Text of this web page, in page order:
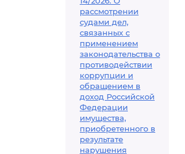
рассмотрении
судами дел,
связанных с
применением
законодательства о
противодействии
коррупции и
обращением в
доход Российской
Федерации
имущества,
приобретенного в
результате
нарушения